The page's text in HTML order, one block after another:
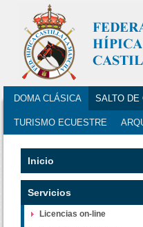
DOMA CLÁSICA SALTO DE
TURISMO ECUESTRE
Inicio
Servicios
Licencias on-line